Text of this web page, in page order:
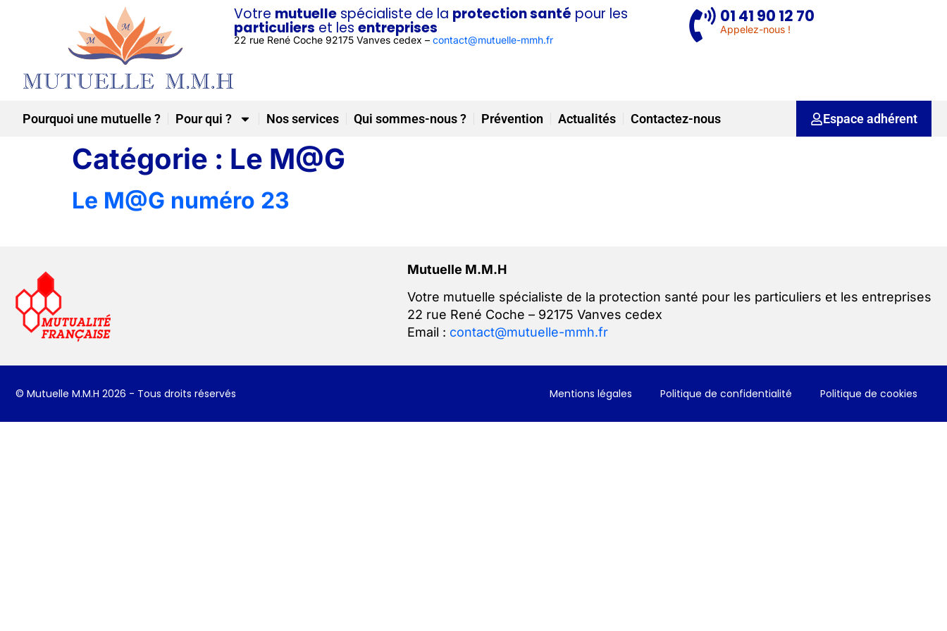
Votre mutuelle spécialiste de la protection santé pour les
particuliers et les entreprises
22 rue René Coche 92175 Vanves cedex – contact@mutuelle-mmh.fr
01 41 90 12 70
Appelez-nous !
Pourquoi une mutuelle ? Pour qui ? Nos services Qui sommes-nous ? Prévention Actualités Contactez-nous Espace adhérent
Catégorie : Le M@G
Le M@G numéro 23
Mutuelle M.M.H
Votre mutuelle spécialiste de la protection santé pour les particuliers et les entreprises
22 rue René Coche – 92175 Vanves cedex
Email : contact@mutuelle-mmh.fr
© Mutuelle M.M.H 2026 - Tous droits réservés Mentions légales Politique de confidentialité Politique de cookies